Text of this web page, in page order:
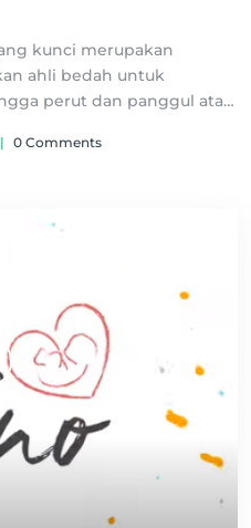
kunci merupakan
ahli bedah untuk
perut dan panggul atau
| 0 Comments